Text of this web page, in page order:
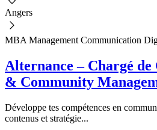
Angers
MBA Management Communication
Alternance – Chargé
& Community
Développe tes compétences en
contenus et stratégie...